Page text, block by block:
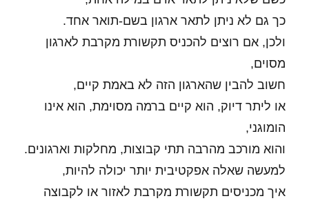
כך גם לא ניתן לתאר ארגון בשם-תואר אחד.
ולכן, אם רוצים להכניס תקשורת מקרבת לארגון
מסוים,
חשוב להבין שהארגון הזה לא באמת קיים,
או ליתר דיוק, הוא קיים ברמה מסוימת, הוא אינו
הומוגני,
והוא מורכב מהרבה תתי קבוצות, מחלקות וארגונים.
למעשה שאלה אפקטיבית יותר יכולה להיות,
איך מכניסים תקשורת מקרבת לאזור או לקבוצה